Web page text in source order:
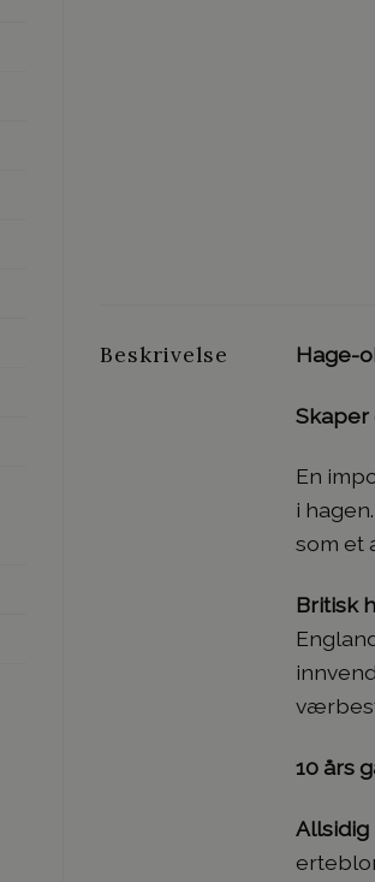
Beskrivelse Hage-
Skaper
En
i
som et
Britisk
10 års
Allsidig